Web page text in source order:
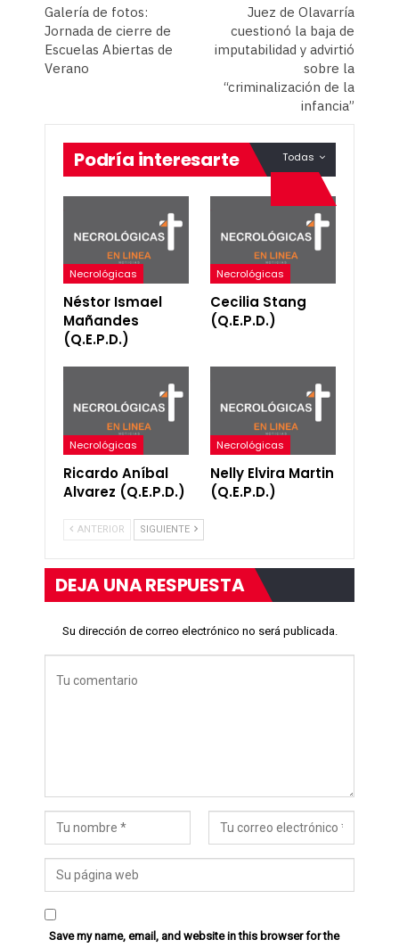
Galería de fotos:
Jornada de cierre de
Escuelas Abiertas de
Verano
Juez de Olavarría
cuestionó la baja de
imputabilidad y advirtió
sobre la
“criminalización de la
infancia”
Todas
Podría interesarte
Necrológicas
Néstor Ismael
Mañandes
(Q.E.P.D.)
Necrológicas
Cecilia Stang
(Q.E.P.D.)
Necrológicas
Ricardo Aníbal
Alvarez (Q.E.P.D.)
Necrológicas
Nelly Elvira Martin
(Q.E.P.D.)
ANTERIOR SIGUIENTE
DEJA UNA RESPUESTA
Su dirección de correo electrónico no será publicada.
Save my name, email, and website in this browser for the